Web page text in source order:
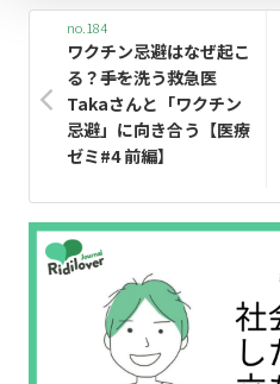
no.184
ワクチン忌避はなぜ起こ
る？――手を洗う救急医
Takaさんと「ワクチン
忌避」に向き合う【医療
ゼミ#4 前編】